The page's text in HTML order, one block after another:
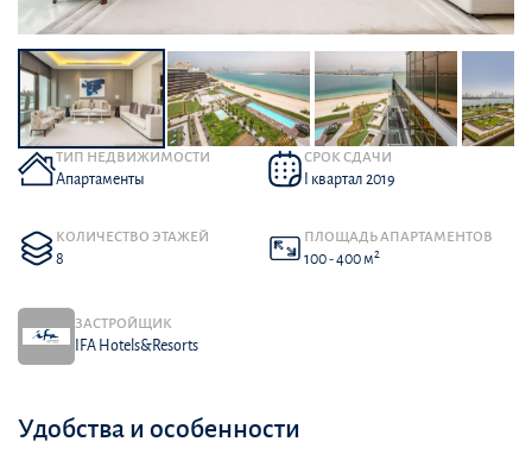
ТИП НЕДВИЖИМОСТИ
Апартаменты
СРОК СДАЧИ
I квартал 2019
КОЛИЧЕСТВО ЭТАЖЕЙ
8
ПЛОЩАДЬ АПАРТАМЕНТОВ
100 - 400 м2
ЗАСТРОЙЩИК
IFA Hotels&Resorts
Удобства и особенности